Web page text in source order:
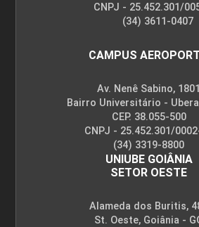
CNPJ - 25.452.301/
(34) 3611-0407
CAMPUS
Av. Nenê Sabino, 1801
Bairro Universitário -
CEP. 38.055-500
CNPJ - 25.452.301/
(34) 3319-8800
UNIUBE GOIÂNIA
SETOR OESTE
Alameda dos Buritis,
St. Oeste, Goiânia -